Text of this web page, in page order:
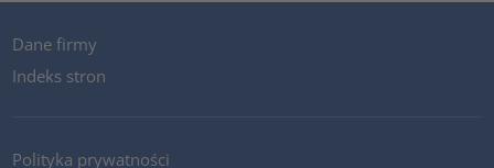
Dane firmy
Indeks stron
Polityka prywatności